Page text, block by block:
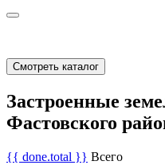
Смотреть каталог
Застроенные
Фастовского
{{ done.total }} Всего